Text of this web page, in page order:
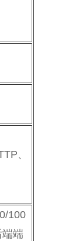
、
100
端